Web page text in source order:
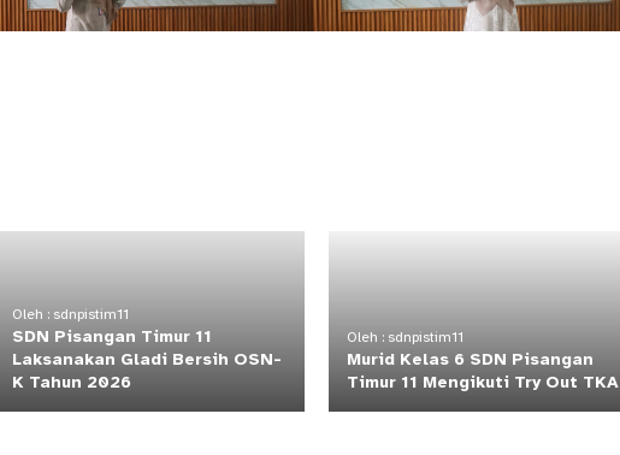
Oleh : sdnpistim11
SDN Pisangan Timur 11
Laksanakan Gladi Bersih OSN-
K Tahun 2026
Oleh : sdnpistim11
Murid Kelas 6 SDN Pisangan
Timur 11 Mengikuti Try Out TKA